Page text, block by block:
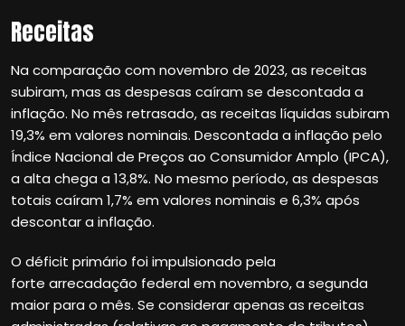
Receitas
Na comparação com novembro de 2023, as receitas
subiram, mas as despesas caíram se descontada a
inflação. No mês retrasado, as receitas líquidas subiram
19,3% em valores nominais. Descontada a inflação pelo
Índice Nacional de Preços ao Consumidor Amplo (IPCA),
a alta chega a 13,8%. No mesmo período, as despesas
totais caíram 1,7% em valores nominais e 6,3% após
descontar a inflação.
O déficit primário foi impulsionado pela
forte arrecadação federal em novembro, a segunda
maior para o mês. Se considerar apenas as receitas